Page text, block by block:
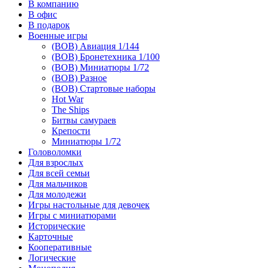
В компанию
В офис
В подарок
Военные игры
(ВОВ) Авиация 1/144
(ВОВ) Бронетехника 1/100
(ВОВ) Миниатюры 1/72
(ВОВ) Разное
(ВОВ) Стартовые наборы
Hot War
The Ships
Битвы самураев
Крепости
Миниатюры 1/72
Головоломки
Для взрослых
Для всей семьи
Для мальчиков
Для молодежи
Игры настольные для девочек
Игры с миниатюрами
Исторические
Карточные
Кооперативные
Логические